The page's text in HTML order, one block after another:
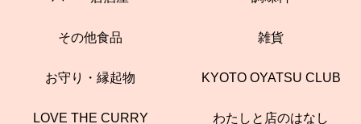
その他食品 雑貨
お守り・縁起物 KYOTO OYATSU CLUB
LOVE THE CURRY わたしと店のはなし